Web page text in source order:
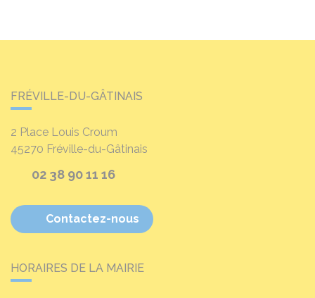
FRÉVILLE-DU-GÂTINAIS
2 Place Louis Croum
45270 Fréville-du-Gâtinais
02 38 90 11 16
Contactez-nous
HORAIRES DE LA MAIRIE